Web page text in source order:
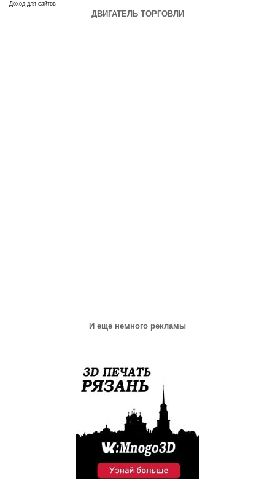
Доход для сайтов
ДВИГАТЕЛЬ ТОРГОВЛИ
И еще немного рекламы